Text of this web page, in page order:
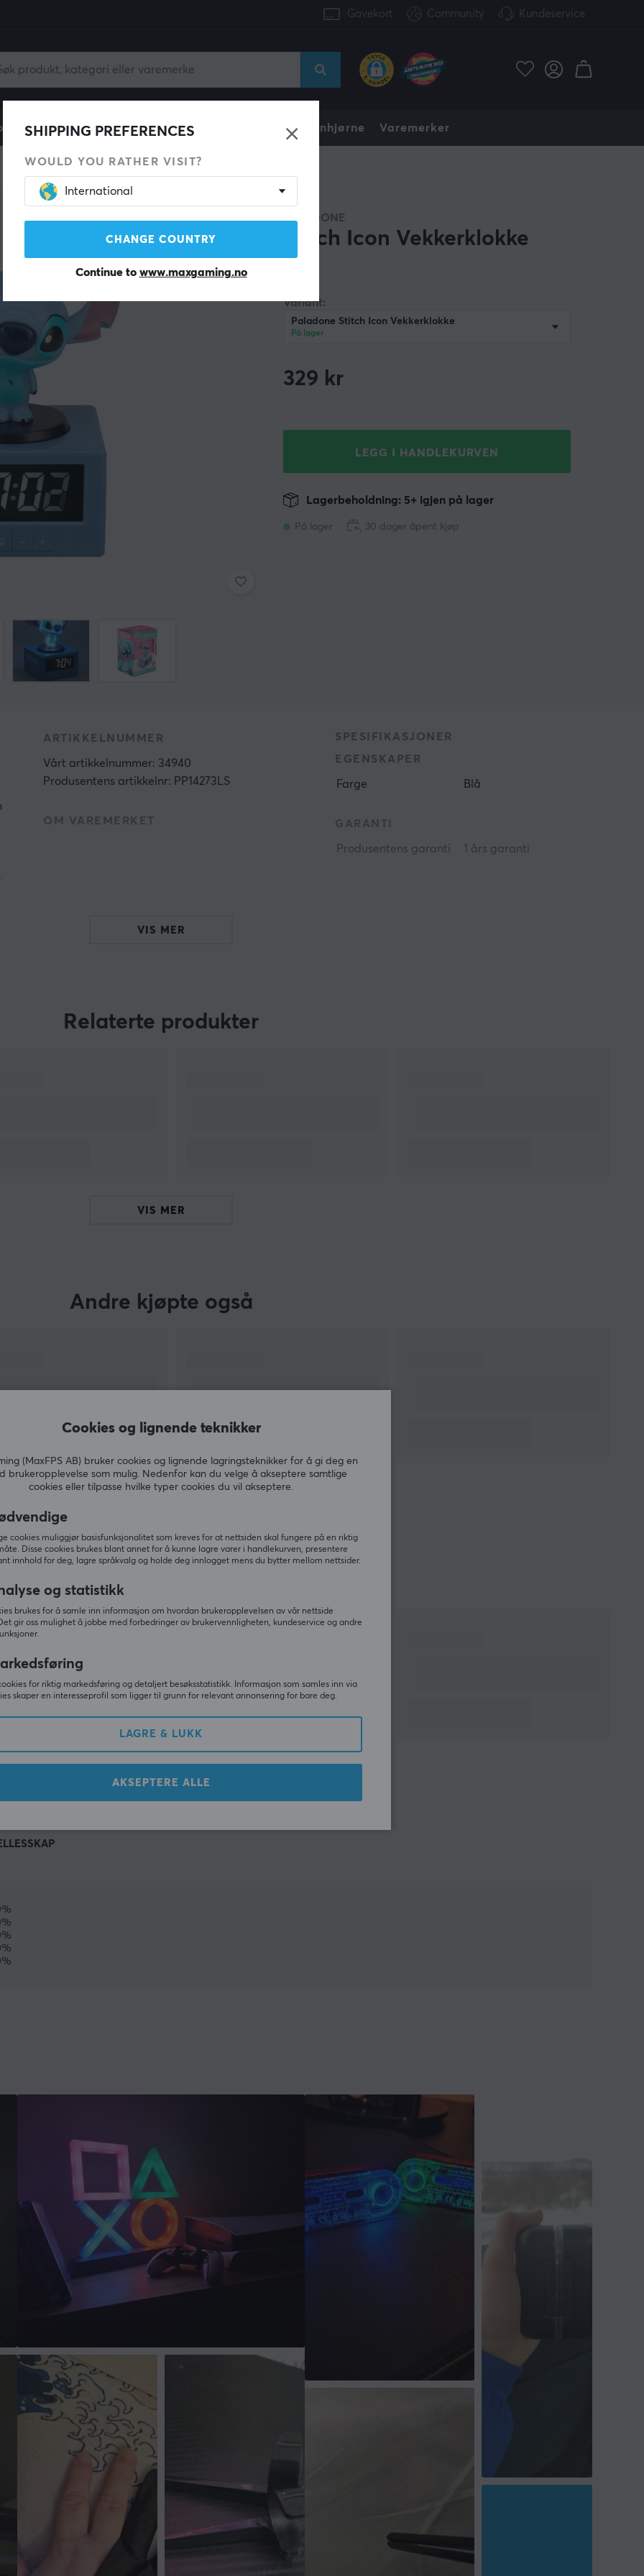
Gavekort Community Kundeservice
Gamingstol Mobiltilbehør Funnhjørne Varemerker
SHIPPING PREFERENCES
WOULD YOU RATHER VISIT?
International
CHANGE COUNTRY
Continue to www.maxgaming.no
PALADONE
Stitch Icon Vekkerklokke
Variant:
Paladone Stitch Icon Vekkerklokke
På lager
329 kr
LEGG I HANDLEKURVEN
På lager
Lagerbeholdning: 5+ igjen på lager
30 dager åpent kjøp
ARTIKKELNUMMER
Vårt artikkelnummer: 34940
Produsentens artikkelnr: PP14273LS
OM VAREMERKET
SPESIFIKASJONER
EGENSKAPER
Farge Blå
GARANTI
Produsentens garanti 1 års garanti
VIS MER
Relaterte produkter
VIS MER
Andre kjøpte også
VIS MER
Andre så også
Cookies og lignende teknikker
(MaxFPS AB) bruker cookies og lignende lagringsteknikker for å gi deg en
brukeropplevelse som mulig. Nedenfor kan du velge å akseptere samtlige
cookies eller tilpasse hvilke typer cookies du vil akseptere.
cookies muliggjør basisfunksjonalitet som kreves for at nettsiden skal fungere på en riktig
Disse cookies brukes blant annet for å kunne lagre varer i handlekurven, presentere
innhold for deg, lagre språkvalg og holde deg innlogget mens du bytter mellom nettsider.
og statistikk
brukes for å samle inn informasjon om hvordan brukeropplevelsen av vår nettside
gir oss mulighet å jobbe med forbedringer av brukervennligheten, kundeservice og andre
for riktig markedsføring og detaljert besøksstatistikk. Informasjon som samles inn via
skaper en interesseprofil som ligger til grunn for relevant annonsering for bare deg.
LAGRE & LUKK
AKSEPTERE ALLE